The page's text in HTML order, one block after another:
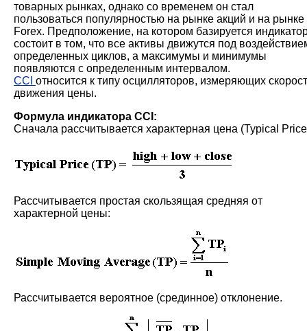
товарных рынках, однако со временем он стал
пользоваться популярностью на рынке акций и на рынке
Forex. Предположение, на котором базируется
состоит в том, что все активы движутся под
определенных циклов, а максимумы и минимумы
появляются с определенным интервалом.
CCI относится к типу осцилляторов, измеряющих
движения цены.
Формула индикатора CCI:
Сначала рассчитывается характерная цена (Typical
Рассчитывается простая скользящая средняя от
характерной цены:
Рассчитывается вероятное (срединное) отклонение.